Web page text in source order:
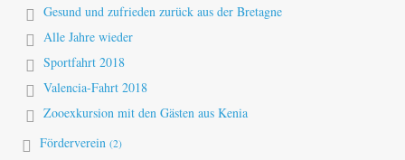
Gesund und zufrieden zurück aus der Bretagne
Alle Jahre wieder
Sportfahrt 2018
Valencia-Fahrt 2018
Zooexkursion mit den Gästen aus Kenia
Förderverein (2)